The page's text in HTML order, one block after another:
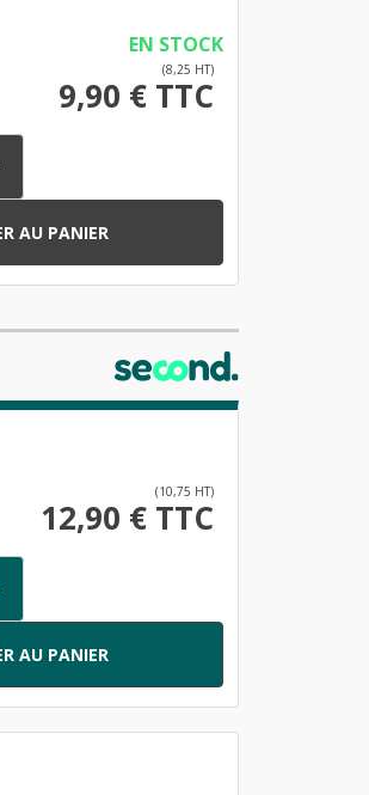
EN STOCK
(8,25 HT)
9,90 € TTC
AU PANIER
(10,75 HT)
12,90 € TTC
AU PANIER